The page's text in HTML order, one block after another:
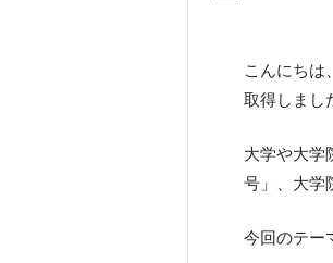
こんにちは
取得しまし
大学や大学
号」、大学
今回のテー